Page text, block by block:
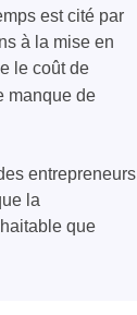
est cité par
à la mise en
le coût de
manque de
entrepreneurs
la
que